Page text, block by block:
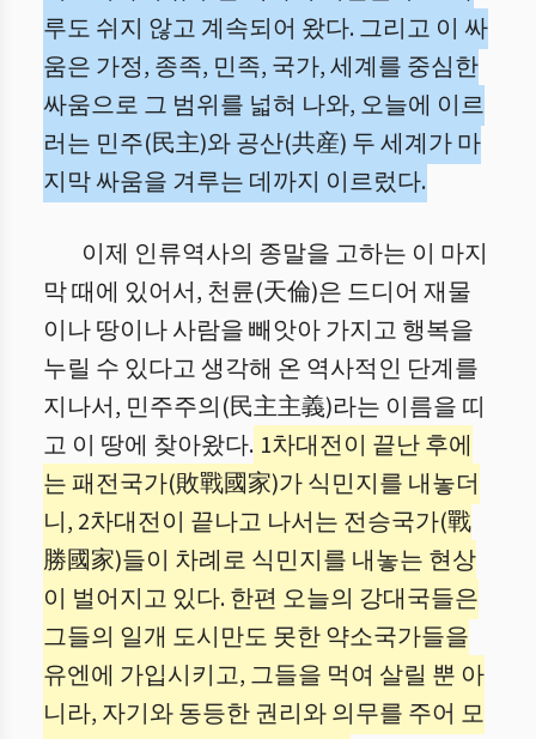
루도 쉬지 않고 계속되어 왔다. 그리고 이 싸
움은 가정, 종족, 민족, 국가, 세계를 중심한
싸움으로 그 범위를 넓혀 나와, 오늘에 이르
러는 민주(民主)와 공산(共産) 두 세계가 마
지막 싸움을 겨루는 데까지 이르렀다.
이제 인류역사의 종말을 고하는 이 마지
막 때에 있어서, 천륜(天倫)은 드디어 재물
이나 땅이나 사람을 빼앗아 가지고 행복을
누릴 수 있다고 생각해 온 역사적인 단계를
지나서, 민주주의(民主主義)라는 이름을 띠
고 이 땅에 찾아왔다. 1차대전이 끝난 후에
는 패전국가(敗戰國家)가 식민지를 내놓더
니, 2차대전이 끝나고 나서는 전승국가(戰
勝國家)들이 차례로 식민지를 내놓는 현상
이 벌어지고 있다. 한편 오늘의 강대국들은
그들의 일개 도시만도 못한 약소국가들을
유엔에 가입시키고, 그들을 먹여 살릴 뿐 아
니라, 자기와 동등한 권리와 의무를 주어 모